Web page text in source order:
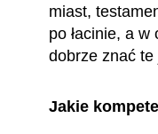
miast,
po łacinie, a
dobrze znać
Jakie